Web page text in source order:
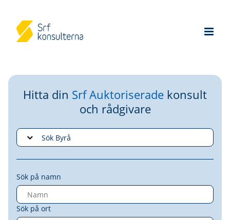
Hitta din Srf Auktoriserade konsult
och rådgivare
Sök på namn
Sök på ort